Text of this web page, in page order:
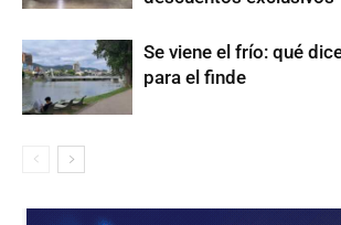
Se viene el frío: qué
para el finde